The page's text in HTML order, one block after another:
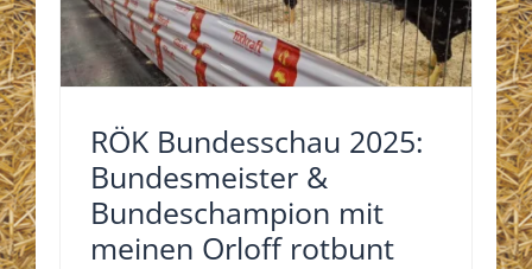
RÖK Bundesschau 2025:
Bundesmeister &
Bundeschampion mit
meinen Orloff rotbunt